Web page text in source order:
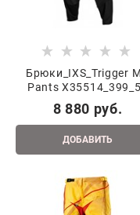
Брюки_IXS_Trigger
Pants
8 880 руб.
ДОБАВИТЬ